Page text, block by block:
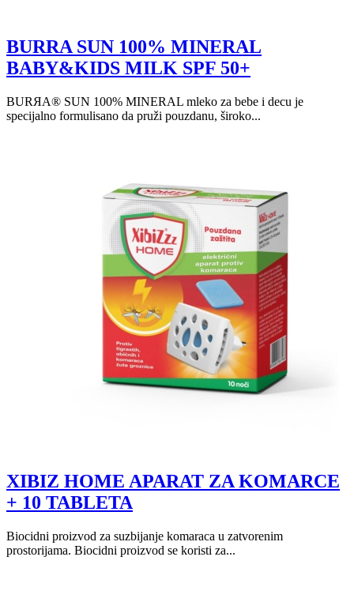
BURRA SUN 100% MINERAL
BABY&KIDS MILK SPF 50+
BURЯA® SUN 100% MINERAL mleko za bebe i decu je
specijalno formulisano da pruži pouzdanu, široko...
XIBIZ HOME APARAT ZA KOMARCE
+ 10 TABLETA
Biocidni proizvod za suzbijanje komaraca u zatvorenim
prostorijama. Biocidni proizvod se koristi za...